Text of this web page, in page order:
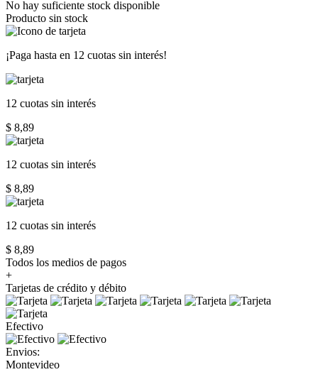
No hay suficiente stock disponible
Producto sin stock
¡Paga hasta en 12 cuotas sin interés!
12 cuotas sin interés
$ 8,89
12 cuotas sin interés
$ 8,89
12 cuotas sin interés
$ 8,89
Todos los medios de pagos
+
Tarjetas de crédito y débito
Efectivo
Envios:
Montevideo